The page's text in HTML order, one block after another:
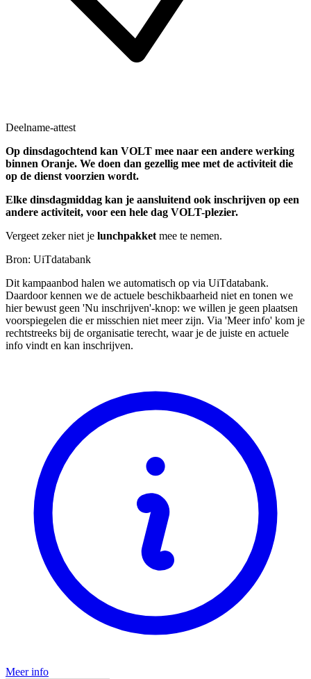
Deelname-attest
Op dinsdagochtend kan VOLT mee naar een andere werking
binnen Oranje. We doen dan gezellig mee met de activiteit die
op de dienst voorzien wordt.
Elke dinsdagmiddag kan je aansluitend ook inschrijven op een
andere activiteit, voor een hele dag VOLT-plezier.
Vergeet zeker niet je lunchpakket mee te nemen.
Bron: UiTdatabank
Dit kampaanbod halen we automatisch op via UiTdatabank.
Daardoor kennen we de actuele beschikbaarheid niet en tonen we
hier bewust geen 'Nu inschrijven'-knop: we willen je geen plaatsen
voorspiegelen die er misschien niet meer zijn. Via 'Meer info' kom je
rechtstreeks bij de organisatie terecht, waar je de juiste en actuele
info vindt en kan inschrijven.
Meer info